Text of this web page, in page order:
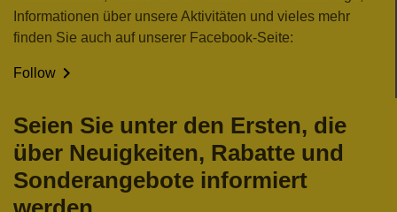
Informationen über unsere Aktivitäten und vieles mehr
finden Sie auch auf unserer Facebook-Seite:
Follow 
Seien Sie unter den Ersten, die
über Neuigkeiten, Rabatte und
Sonderangebote informiert